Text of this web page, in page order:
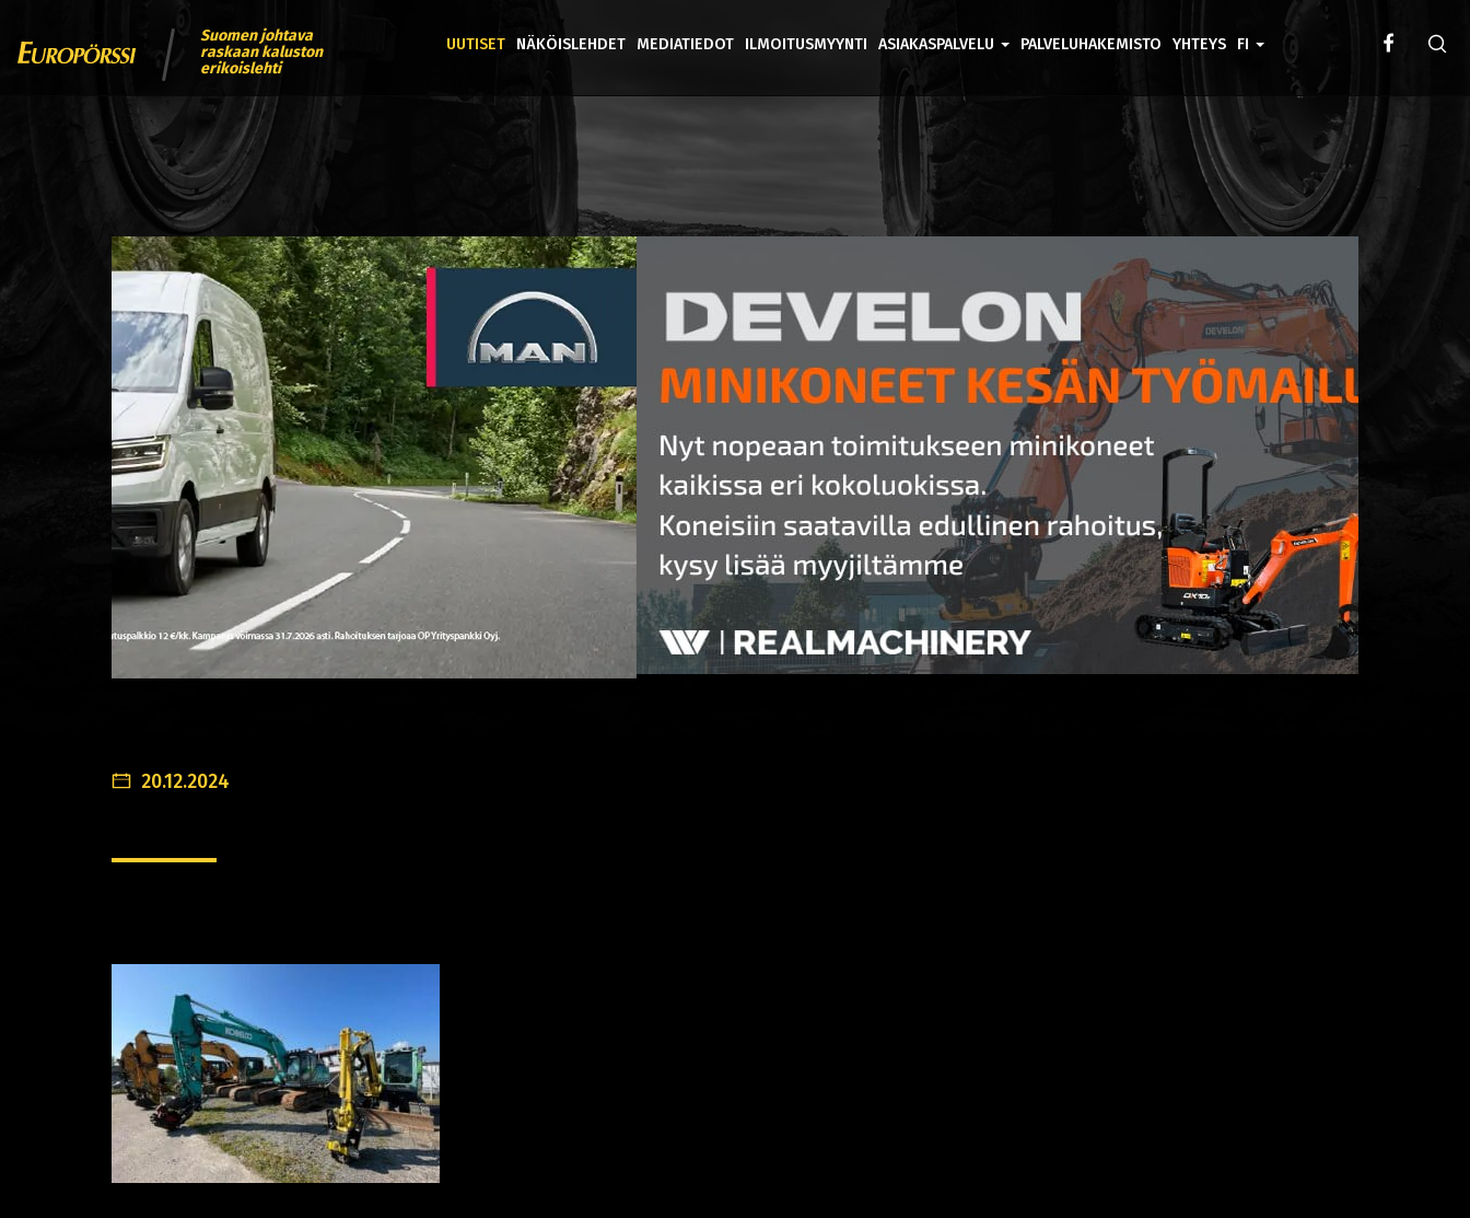
Suomen johtava
raskaan kaluston
erikoislehti
UUTISET NÄKÖISLEHDET MEDIATIEDOT ILMOITUSMYYNTI ASIAKASPALVELU PALVELUHAKEMISTO YHTEYS FI
20.12.2024